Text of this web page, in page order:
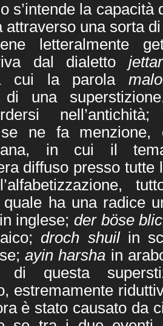
s’intende la capacità
attraverso una sorta
letteralmente
dal dialetto
cui la parola
di una
se ne fa menzione,
in cui il
diffuso presso tutte
ha una radice
in inglese; der böse
droch shuilin
ayin harsha in
di questa
estremamente
è stato causato da